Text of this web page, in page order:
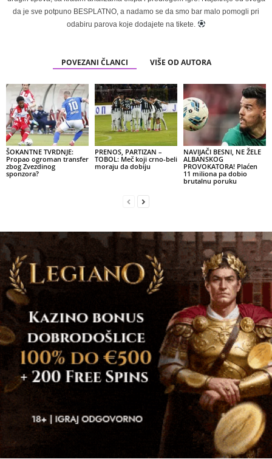
da je sve potpuno BESPLATNO, a nadamo se da smo bar malo pomogli pri
odabiru parova koje dodajete na tikete.
POVEZANI ČLANCI VIŠE OD AUTORA
ŠOKANTNE TVRDNJE:
Propao ogroman transfer
zbog Zvezdinog
sponzora?
PRENOS, PARTIZAN –
TOBOL: Meč koji crno-beli
moraju da dobiju
NAVIJAČI BESNI, NE ŽELE
ALBANSKOG
PROVOKATORA! Plaćen
11 miliona pa dobio
brutalnu poruku